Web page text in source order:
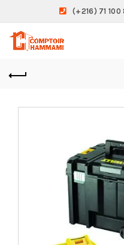
(+216) 71